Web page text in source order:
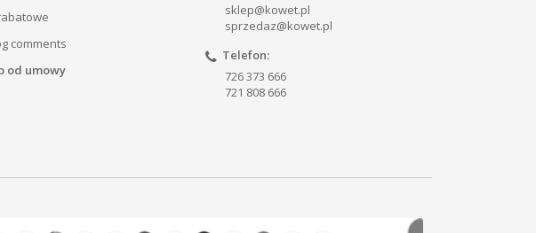
comments
od umowy
sklep@kowet.pl
sprzedaz@kowet.pl
Telefon:
726 373 666
721 808 666